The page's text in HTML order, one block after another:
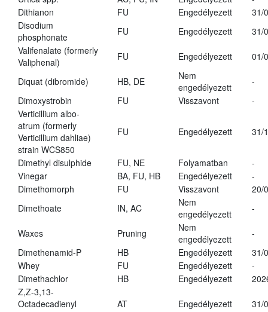
Dithianon
FU Engedélyezett
31/
Disodium
phosphonate
FU Engedélyezett
31/
Valifenalate (formerly
Valiphenal)
FU Engedélyezett 01/
Diquat (dibromide) HB, DE
Nem
engedélyezett
-
Dimoxystrobin
FU Visszavont
-
Verticillium albo-
atrum (formerly
Verticillium dahliae)
strain WCS850
FU Engedélyezett 31/
Dimethyl disulphide FU, NE Folyamatban
-
Vinegar
BA, FU, HB Engedélyezett
-
Dimethomorph
FU Visszavont
20/
Dimethoate
IN, AC
Nem
engedélyezett
-
Waxes Pruning
Nem
engedélyezett
-
Dimethenamid-P
HB Engedélyezett
31/
Whey
FU Engedélyezett
-
Dimethachlor
HB Engedélyezett
Z,Z-3,13-
Octadecadienyl
AT Engedélyezett 31/